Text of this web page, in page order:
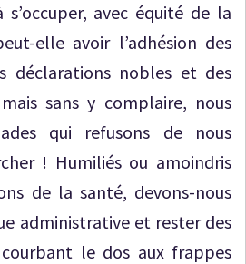
avec équité de la
elle avoir l’adhésion des
déclarations nobles et des
sans y complaire, nous
qui refusons de nous
! Humiliés ou amoindris
de la santé, devons-nous
administrative et rester des
le dos aux frappes